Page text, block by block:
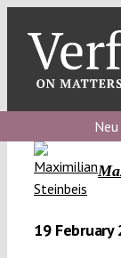
content
19 February